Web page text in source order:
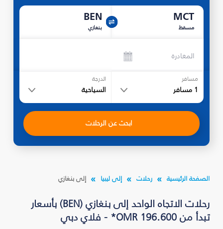
MCT
مسقط
BEN
بنغازي
المغادرة
مسافر
1 مسافر
الدرجة
السياحية
ابحث عن الرحلات
الصفحة الرئيسية رحلات إلى ليبيا إلى بنغازي
رحلات الاتجاه الواحد إلى بنغازي (BEN) بأسعار
تبدأ من OMR 196.600* - فلاي دبي